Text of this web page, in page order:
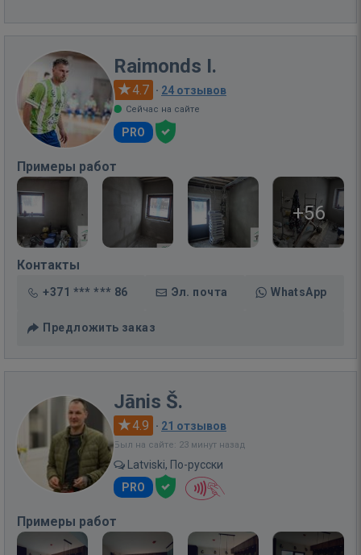
Raimonds I.
4.7 · 24 отзывов
Сейчас на сайте
PRO
Примеры работ
+56
Контакты
+371 *** *** 86 Эл. почта WhatsApp
Предложить заказ
Jānis Š.
4.9 · 21 отзывов
Был на сайте: 23 минут назад
Latviski, По-русски
PRO
Примеры работ